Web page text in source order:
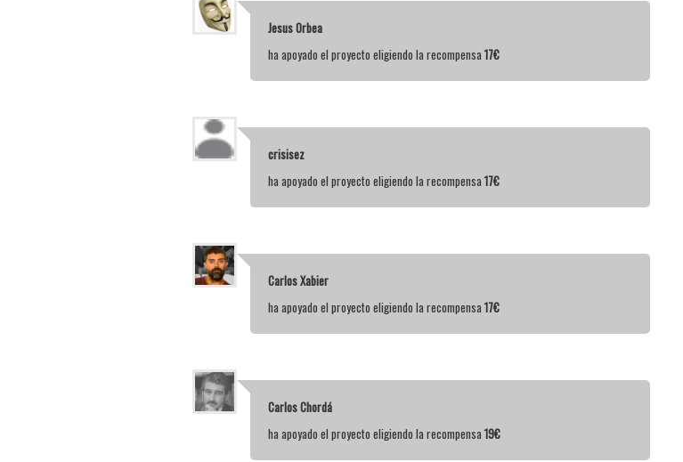
Jesus Orbea
ha apoyado el proyecto eligiendo la recompensa 17€
crisisez
ha apoyado el proyecto eligiendo la recompensa 17€
Carlos Xabier
ha apoyado el proyecto eligiendo la recompensa 17€
Carlos Chordá
ha apoyado el proyecto eligiendo la recompensa 19€